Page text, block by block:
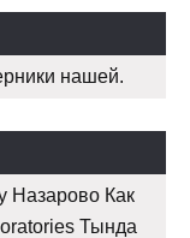
нашей.
Назарово Как
Тында